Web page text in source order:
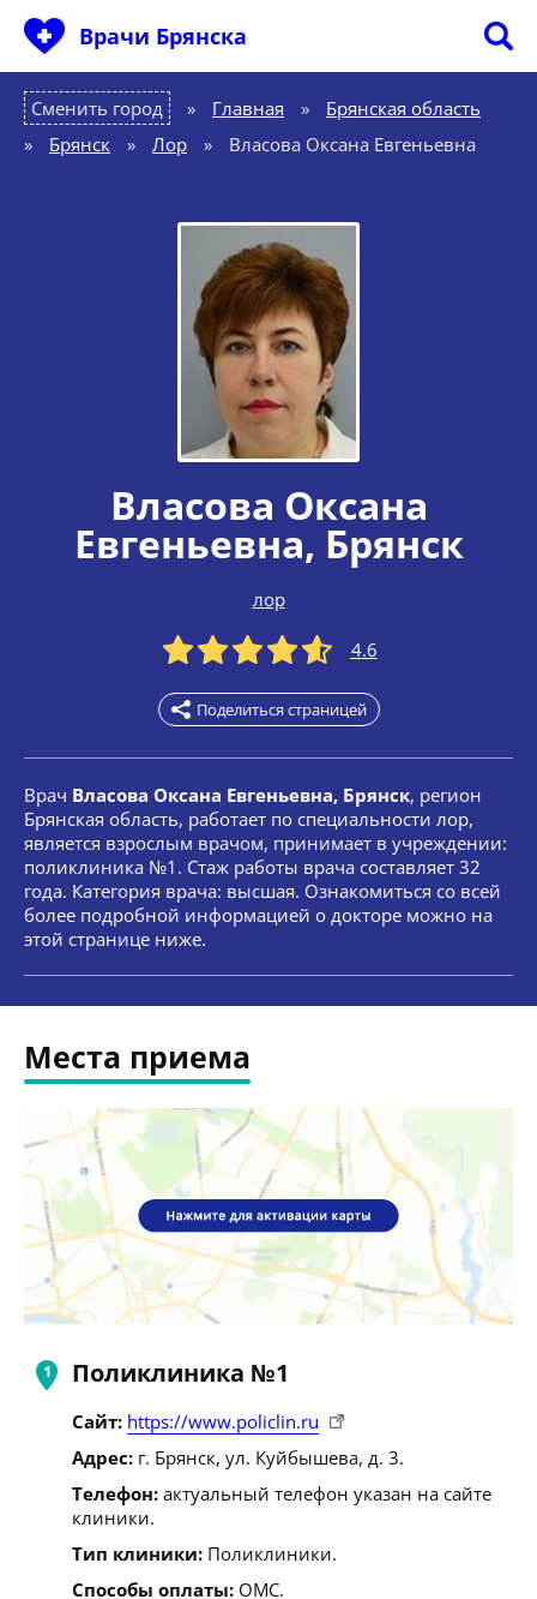
Врачи Брянска
Сменить город Главная »
Брянская область
»
Брянск » Лор » Власова Оксана Евгеньевна
Власова Оксана
Евгеньевна, Брянск
лор
4.6
Поделиться страницей
Врач Власова Оксана Евгеньевна, Брянск, регион
Брянская область, работает по специальности лор,
является взрослым врачом, принимает в учреждении:
поликлиника №1. Стаж работы врача составляет 32
года. Категория врача: высшая. Ознакомиться со всей
более подробной информацией о докторе можно на
этой странице ниже.
Места приема
Поликлиника №1
Сайт: https://www.policlin.ru
Адрес: г. Брянск, ул. Куйбышева, д. 3.
Телефон: актуальный телефон указан на сайте
клиники.
Тип клиники: Поликлиники.
Способы оплаты: ОМС.